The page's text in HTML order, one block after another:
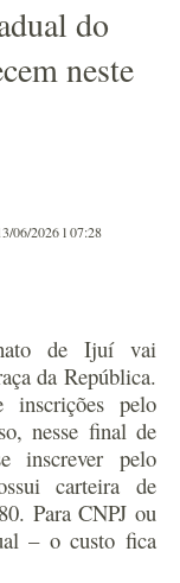
do
neste
06/2026 l 07:28
de Ijuí vai
da República.
inscrições pelo
nesse final de
inscrever pelo
carteira de
Para CNPJ ou
– o custo fica